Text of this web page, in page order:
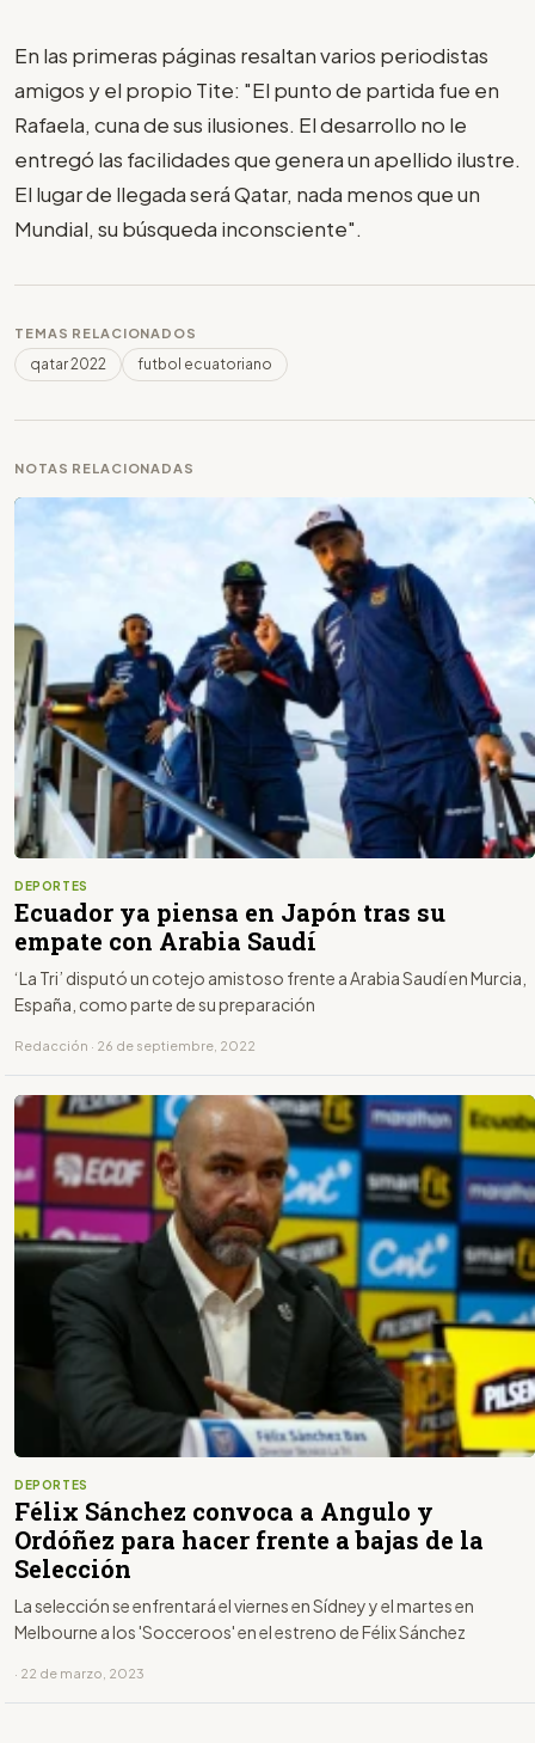
En las primeras páginas resaltan varios periodistas
amigos y el propio Tite: "El punto de partida fue en
Rafaela, cuna de sus ilusiones. El desarrollo no le
entregó las facilidades que genera un apellido ilustre.
El lugar de llegada será Qatar, nada menos que un
Mundial, su búsqueda inconsciente".
TEMAS RELACIONADOS
qatar 2022 futbol ecuatoriano
NOTAS RELACIONADAS
DEPORTES
Ecuador ya piensa en Japón tras su
empate con Arabia Saudí
‘La Tri’ disputó un cotejo amistoso frente a Arabia Saudí en Murcia,
España, como parte de su preparación
Redacción · 26 de septiembre, 2022
DEPORTES
Félix Sánchez convoca a Angulo y
Ordóñez para hacer frente a bajas de la
Selección
La selección se enfrentará el viernes en Sídney y el martes en
Melbourne a los 'Socceroos' en el estreno de Félix Sánchez
· 22 de marzo, 2023